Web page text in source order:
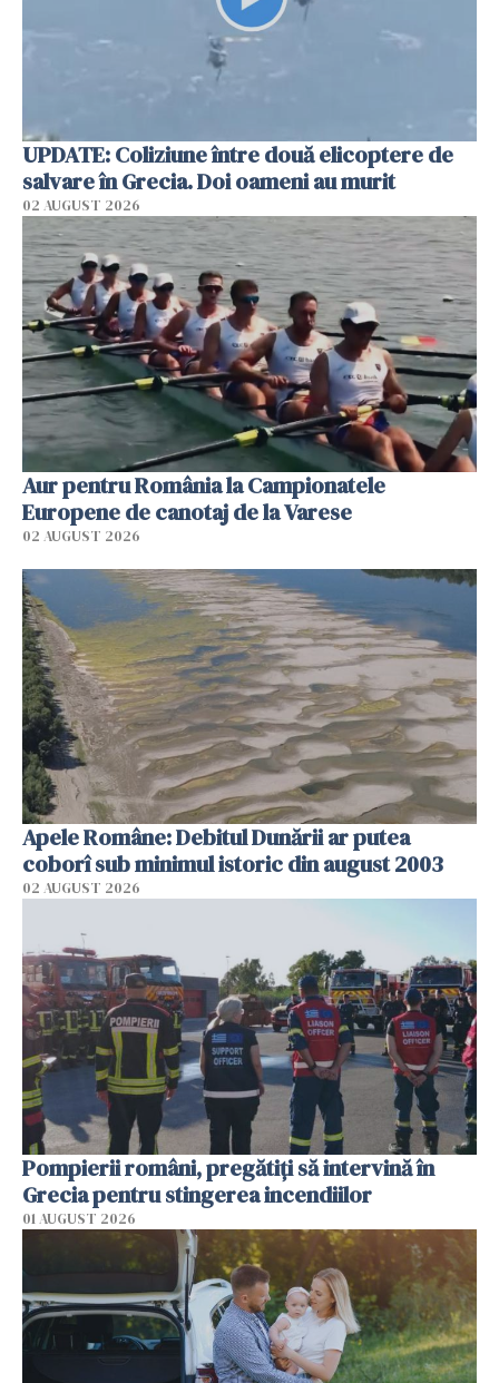
UPDATE: Coliziune între două elicoptere de
salvare în Grecia. Doi oameni au murit
02 AUGUST 2026
Aur pentru România la Campionatele
Europene de canotaj de la Varese
02 AUGUST 2026
Apele Române: Debitul Dunării ar putea
coborî sub minimul istoric din august 2003
02 AUGUST 2026
Pompierii români, pregătiţi să intervină în
Grecia pentru stingerea incendiilor
01 AUGUST 2026